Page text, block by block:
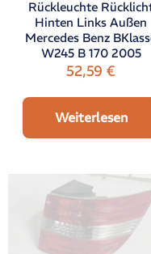
Rückleuchte
Hinten Links Außen
Mercedes Benz
W245 B 170 2005
52,59€
Weiterlesen